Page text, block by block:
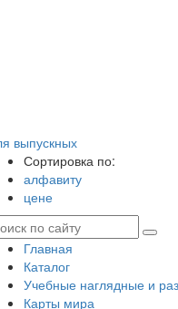
выпускных
Сортировка по:
алфавиту
цене
Главная
Каталог
Учебные наглядные и
Карты мира